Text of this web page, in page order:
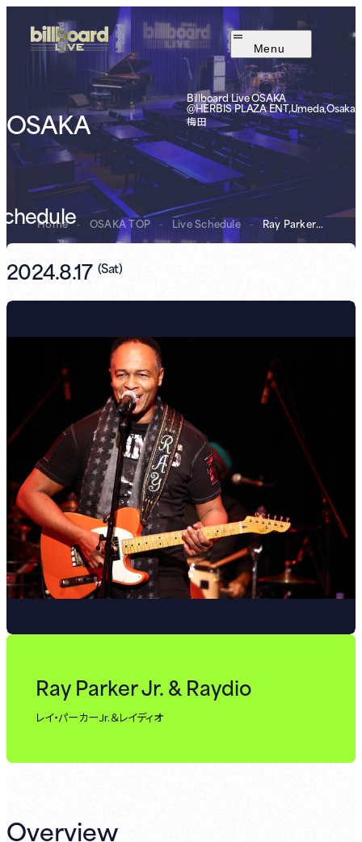
Menu
OSAKA
Billboard Live OSAKA
@HERBIS PLAZA ENT,Umeda,Osaka
梅田
Home - OSAKA TOP - Live Schedule - Ray Parker Jr. ...
2024.8.17 (Sat)
Ray Parker Jr. & Raydio
レイ・パーカーJr.＆レイディオ
Overview